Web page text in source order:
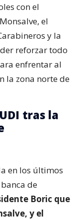
con el
el
y la
reforzar todo
enfrentar al
la zona norte de
tras la
en los últimos
de
Boric que
y el